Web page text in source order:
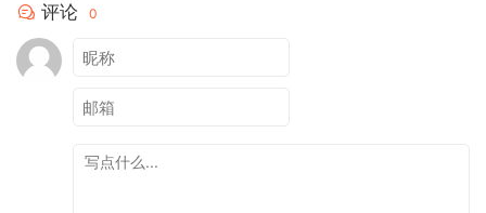
评论 0